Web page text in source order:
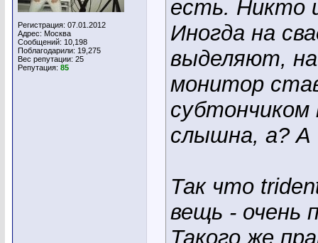
Регистрация: 07.01.2012
Адрес: Москва
Сообщений: 10,198
Поблагодарили: 19,275
Вес репутации: 25
Репутация: 85
есть. Никто
Иногда на
выделяют,
монитор
субтончиком
слышна, а? А
Так что
вещь - очень
Такого же